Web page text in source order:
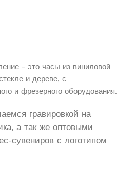
- это часы из виниловой
и дереве, с
и фрезерного оборудования.
гравировкой на
а так же оптовыми
сувениров с логотипом